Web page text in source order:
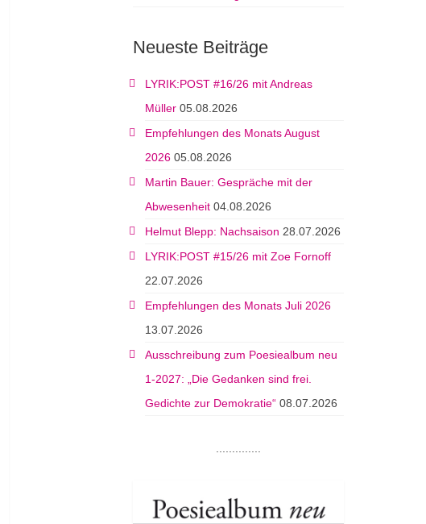
Neueste Beiträge
LYRIK:POST #16/26 mit Andreas
Müller 05.08.2026
Empfehlungen des Monats August
2026 05.08.2026
Martin Bauer: Gespräche mit der
Abwesenheit 04.08.2026
Helmut Blepp: Nachsaison 28.07.2026
LYRIK:POST #15/26 mit Zoe Fornoff
22.07.2026
Empfehlungen des Monats Juli 2026
13.07.2026
Ausschreibung zum Poesiealbum neu
1-2027: „Die Gedanken sind frei.
Gedichte zur Demokratie“ 08.07.2026